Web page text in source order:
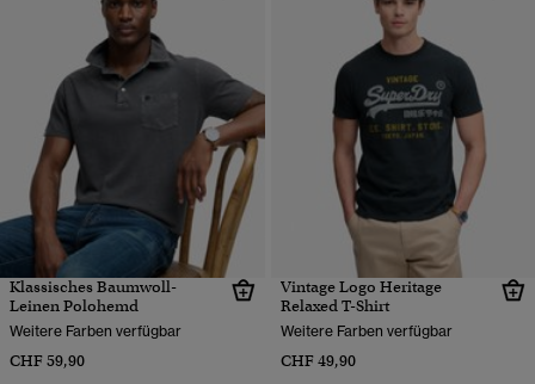
Klassisches Baumwoll-
Leinen Polohemd
Weitere Farben verfügbar
CHF 59,90
Vintage Logo Heritage
Relaxed T-Shirt
Weitere Farben verfügbar
CHF 49,90